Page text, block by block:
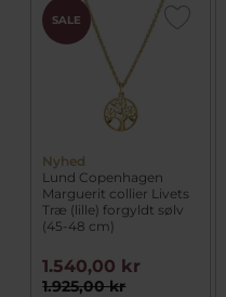
SALE
Nyhed
Lund Copenhagen
Marguerit collier Livets
Træ (lille) forgyldt sølv
(45-48 cm)
1.925,00 kr
1.540,00 kr